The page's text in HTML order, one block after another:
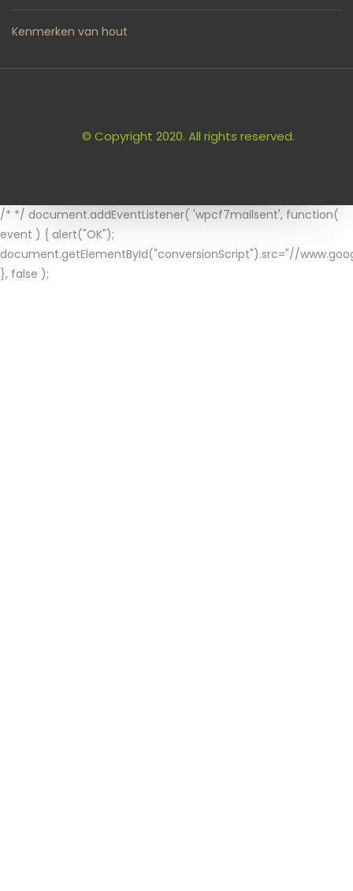
Kenmerken van hout
© Copyright 2020. All rights reserved.
/* */ document.addEventListener( 'wpcf7mailsent', function(
event ) { alert("OK");
document.getElementById("conversionScript").src="//
}, false );